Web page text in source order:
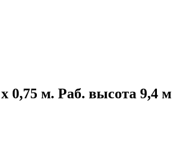
0,75 м. Раб. высота 9,4 м